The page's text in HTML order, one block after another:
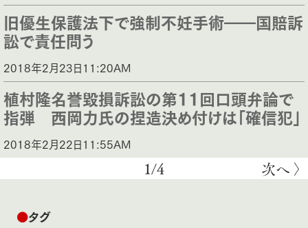
旧優生保護法下で強制不妊手術――国賠訴
訟で責任問う
2018年2月23日11:20AM
植村隆名誉毀損訴訟の第11回口頭弁論で
指弾 西岡力氏の捏造決め付けは「確信犯」
2018年2月22日11:55AM
1/4 次へ 〉
●タグ